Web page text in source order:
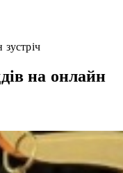
на онлайн